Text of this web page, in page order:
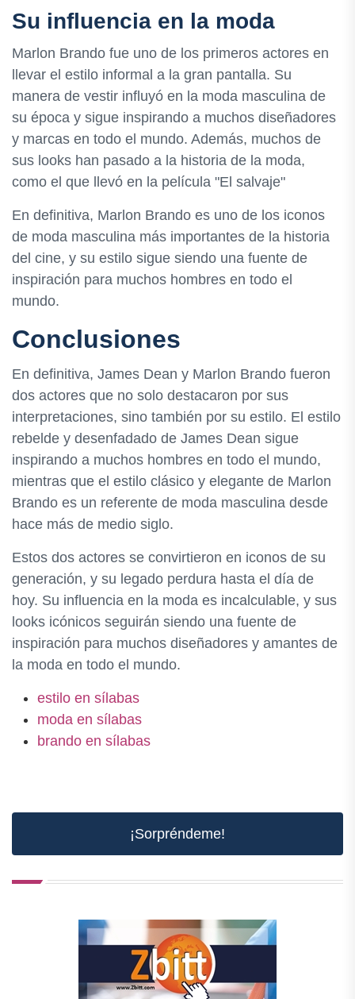
Su influencia en la moda
Marlon Brando fue uno de los primeros actores en
llevar el estilo informal a la gran pantalla. Su
manera de vestir influyó en la moda masculina de
su época y sigue inspirando a muchos diseñadores
y marcas en todo el mundo. Además, muchos de
sus looks han pasado a la historia de la moda,
como el que llevó en la película "El salvaje"
En definitiva, Marlon Brando es uno de los iconos
de moda masculina más importantes de la historia
del cine, y su estilo sigue siendo una fuente de
inspiración para muchos hombres en todo el
mundo.
Conclusiones
En definitiva, James Dean y Marlon Brando fueron
dos actores que no solo destacaron por sus
interpretaciones, sino también por su estilo. El estilo
rebelde y desenfadado de James Dean sigue
inspirando a muchos hombres en todo el mundo,
mientras que el estilo clásico y elegante de Marlon
Brando es un referente de moda masculina desde
hace más de medio siglo.
Estos dos actores se convirtieron en iconos de su
generación, y su legado perdura hasta el día de
hoy. Su influencia en la moda es incalculable, y sus
looks icónicos seguirán siendo una fuente de
inspiración para muchos diseñadores y amantes de
la moda en todo el mundo.
estilo en sílabas
moda en sílabas
brando en sílabas
¡Sorpréndeme!